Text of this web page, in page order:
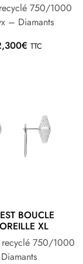
750/1000
– Diamants
€ TTC
BOUCLE
XL
750/1000
Diamants